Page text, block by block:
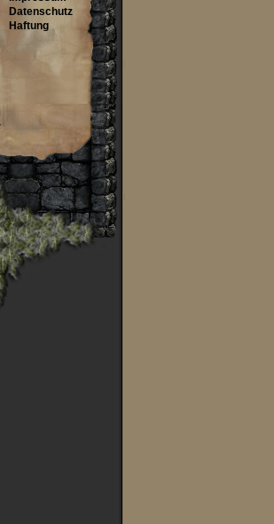
Datenschutz
Haftung